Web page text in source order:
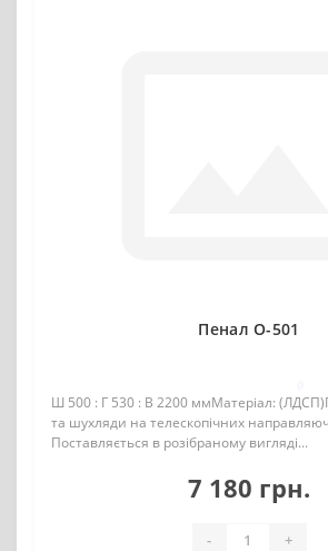
Пенал О-501
Ш 500 : Г 530 : В 2200 ммМатеріал:
та шухляди на телескопічних
Поставляється в розібраному вигляді...
7 180 грн.
- +